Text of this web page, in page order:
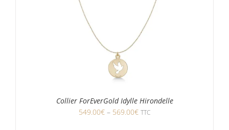
Collier ForEverGold Idylle Hirondelle
549.00€ – 569.00€ TTC